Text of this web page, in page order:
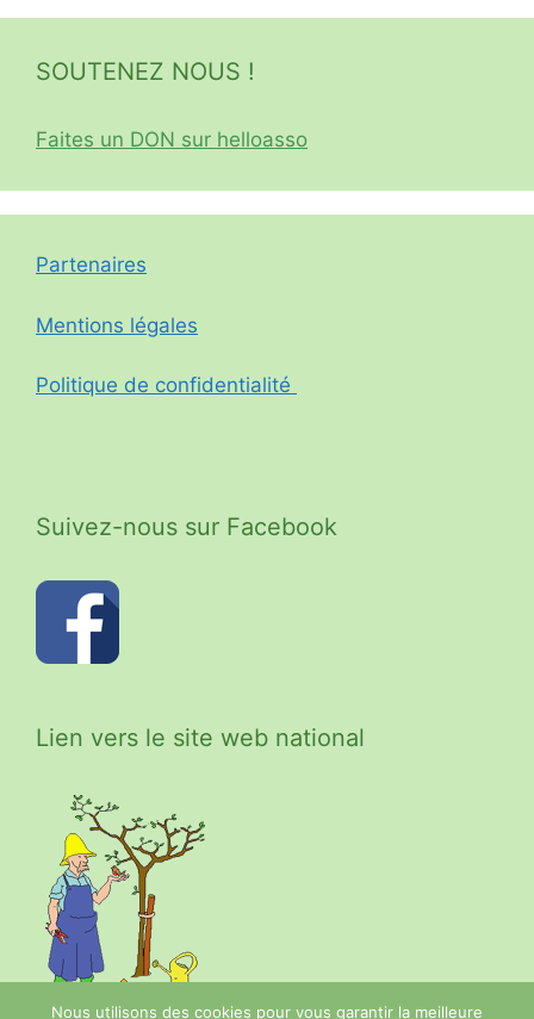
SOUTENEZ NOUS !
Faites un DON sur helloasso
Partenaires
Mentions légales
Politique de confidentialité
Suivez-nous sur Facebook
Lien vers le site web national
Nous utilisons des cookies pour vous garantir la meilleure